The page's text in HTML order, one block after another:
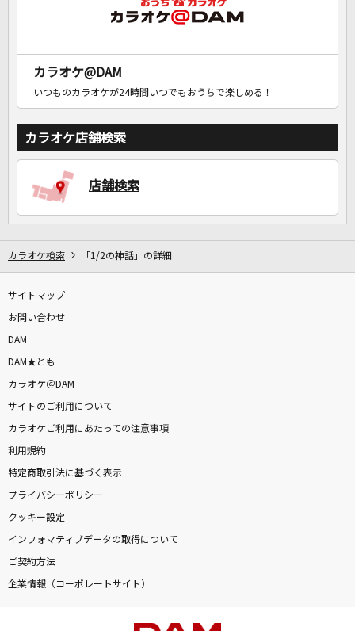
カラオケ@DAM
いつものカラオケが24時間いつでもおうちで楽しめる！
カラオケ店舗検索
店舗検索
カラオケ検索 「1/2の神話」の詳細
サイトマップ
お問い合わせ
DAM
DAM★とも
カラオケ＠DAM
サイトのご利用について
カラオケご利用にあたっての注意事項
利用規約
特定商取引法に基づく表示
プライバシーポリシー
クッキー設定
インフォマティブデータの取得について
ご契約方法
企業情報（コーポレートサイト）